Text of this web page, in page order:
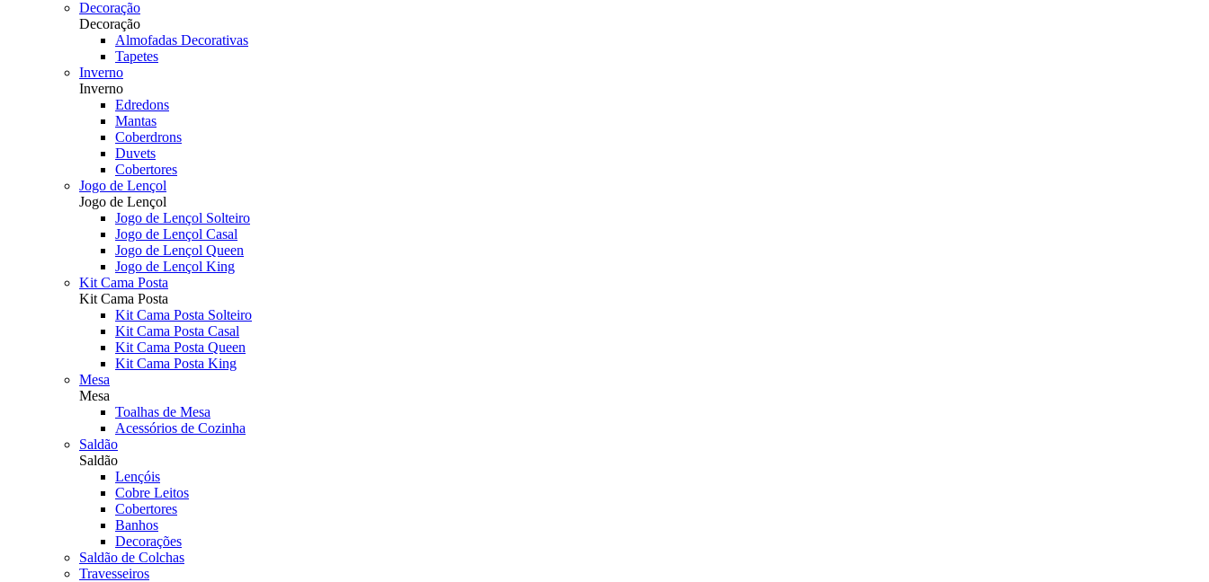
Decoração
Decoração
Almofadas Decorativas
Tapetes
Inverno
Inverno
Edredons
Mantas
Coberdrons
Duvets
Cobertores
Jogo de Lençol
Jogo de Lençol
Jogo de Lençol Solteiro
Jogo de Lençol Casal
Jogo de Lençol Queen
Jogo de Lençol King
Kit Cama Posta
Kit Cama Posta
Kit Cama Posta Solteiro
Kit Cama Posta Casal
Kit Cama Posta Queen
Kit Cama Posta King
Mesa
Mesa
Toalhas de Mesa
Acessórios de Cozinha
Saldão
Saldão
Lençóis
Cobre Leitos
Cobertores
Banhos
Decorações
Saldão de Colchas
Travesseiros